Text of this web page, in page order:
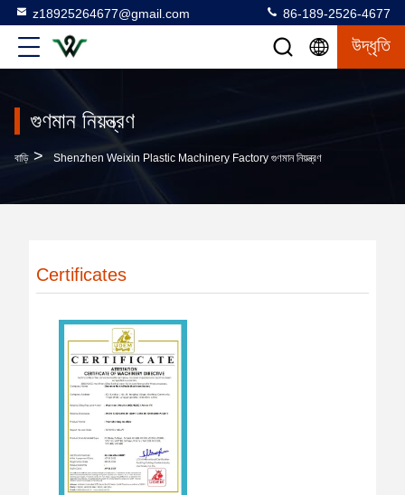
z18925264677@gmail.com 86-189-2526-4677
উদ্ধৃতি
গুণমান নিয়ন্ত্রণ
বাড়ি > Shenzhen Weixin Plastic Machinery Factory গুণমান নিয়ন্ত্রণ
Certificates